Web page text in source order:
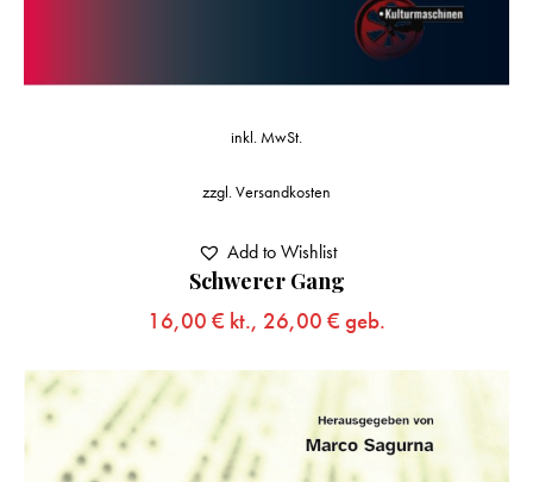
Schwerer Gang
16,00 € kt., 26,00 € geb.
inkl. MwSt.
zzgl.Versandkosten
Add to Wishlist